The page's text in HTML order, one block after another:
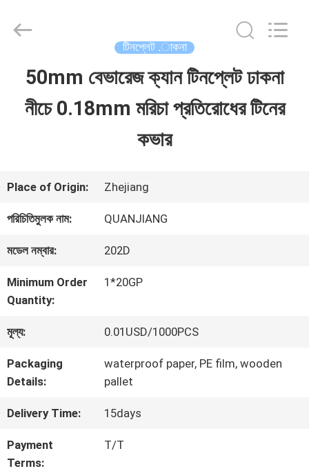
বাড়ি
ভিডিও
আমাদের
সম্পর্কে
ভ্রমণ
METAL
Reserved.
টিনপ্লেট .াকনা
50mm বেভারেজ ক্যান টিনপ্লেট ঢাকনা
নীচে 0.18mm মরিচা প্রতিরোধের টিনের
কভার
Place of Origin: Zhejiang
পরিচিতিমুলক নাম: QUANJIANG
মডেল নম্বার: 202D
Minimum Order
Quantity:
1*20GP
মূল্য: 0.01USD/1000PCS
Packaging
Details:
waterproof paper, PE film, wooden
pallet
Delivery Time: 15days
Payment
Terms:
T/T